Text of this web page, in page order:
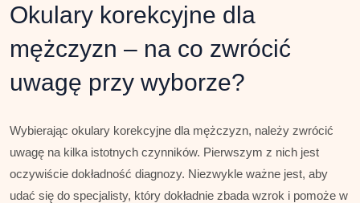
Okulary korekcyjne dla
mężczyzn – na co zwrócić
uwagę przy wyborze?
Wybierając okulary korekcyjne dla mężczyzn, należy zwrócić
uwagę na kilka istotnych czynników. Pierwszym z nich jest
oczywiście dokładność diagnozy. Niezwykle ważne jest, aby
udać się do specjalisty, który dokładnie zbada wzrok i pomoże w